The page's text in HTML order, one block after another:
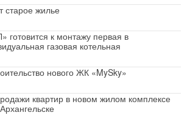
старое жилье
к монтажу первая в
газовая котельная
нового ЖК «MySky»
квартир в новом жилом комплексе